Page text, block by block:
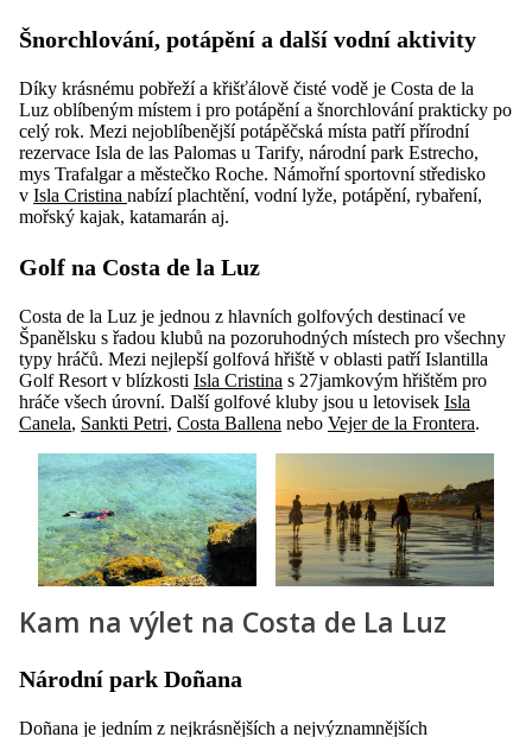
Šnorchlování, potápění a další vodní aktivity
Díky krásnému pobřeží a křišťálově čisté vodě je Costa de la
Luz oblíbeným místem i pro potápění a šnorchlování prakticky po
celý rok. Mezi nejoblíbenější potápěčská místa patří přírodní
rezervace Isla de las Palomas u Tarify, národní park Estrecho,
mys Trafalgar a městečko Roche. Námořní sportovní středisko
v Isla Cristina nabízí plachtění, vodní lyže, potápění, rybaření,
mořský kajak, katamarán aj.
Golf na Costa de la Luz
Costa de la Luz je jednou z hlavních golfových destinací ve
Španělsku s řadou klubů na pozoruhodných místech pro všechny
typy hráčů. Mezi nejlepší golfová hřiště v oblasti patří Islantilla
Golf Resort v blízkosti Isla Cristina s 27jamkovým hřištěm pro
hráče všech úrovní. Další golfové kluby jsou u letovisek Isla
Canela, Sankti Petri, Costa Ballena nebo Vejer de la Frontera.
Kam na výlet na Costa de La Luz
Národní park Doñana
Doñana je jedním z nejkrásnějších a nejvýznamnějších